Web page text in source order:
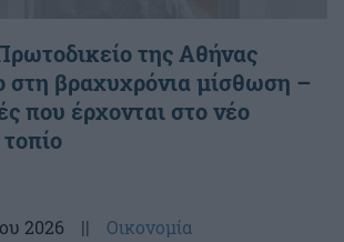
της Αθήνας
στη βραχυχρόνια μίσθωση –
που έρχονται στο νέο
2026 || Οικονομία